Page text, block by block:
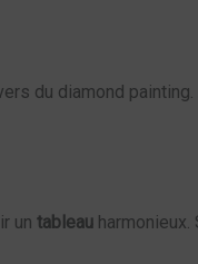
du diamond
un tableau